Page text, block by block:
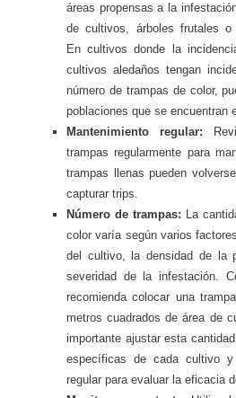
áreas propensas a la
de cultivos, árboles frutales o
En cultivos donde la
cultivos aledaños tengan
número de trampas de color,
poblaciones que se encuentran
Mantenimiento regular:
trampas regularmente para
trampas llenas pueden
capturar trips.
Número de trampas: La
color varía según varios
del cultivo, la densidad de la
severidad de la infestación.
recomienda colocar una
metros cuadrados de área de
importante ajustar esta
específicas de cada cultivo y
regular para evaluar la eficacia